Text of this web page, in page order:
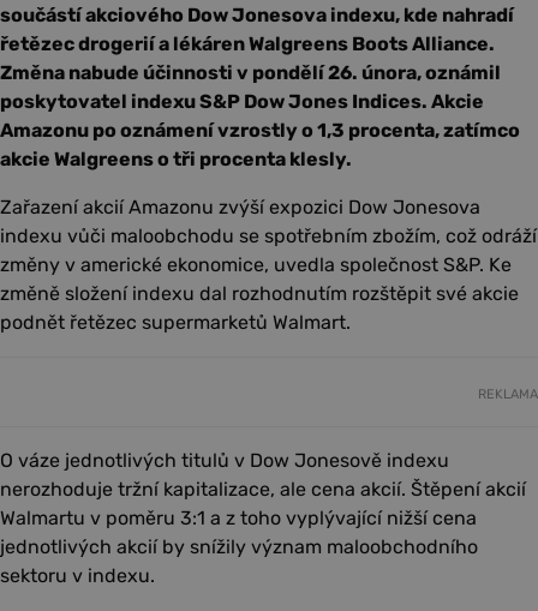
součástí akciového Dow Jonesova indexu, kde nahradí
řetězec drogerií a lékáren Walgreens Boots Alliance.
Změna nabude účinnosti v pondělí 26. února, oznámil
poskytovatel indexu S&P Dow Jones Indices. Akcie
Amazonu po oznámení vzrostly o 1,3 procenta, zatímco
akcie Walgreens o tři procenta klesly.
Zařazení akcií Amazonu zvýší expozici Dow Jonesova
indexu vůči maloobchodu se spotřebním zbožím, což odráží
změny v americké ekonomice, uvedla společnost S&P. Ke
změně složení indexu dal rozhodnutím rozštěpit své akcie
podnět řetězec supermarketů Walmart.
REKLAMA
O váze jednotlivých titulů v Dow Jonesově indexu
nerozhoduje tržní kapitalizace, ale cena akcií. Štěpení akcií
Walmartu v poměru 3:1 a z toho vyplývající nižší cena
jednotlivých akcií by snížily význam maloobchodního
sektoru v indexu.